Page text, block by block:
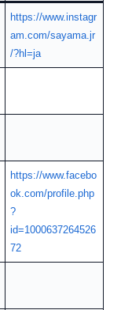
https://www.instagr
am.com/sayama.jr
/?hl=ja
https://www.facebo
ok.com/profile.php
?
id=1000637264526
72